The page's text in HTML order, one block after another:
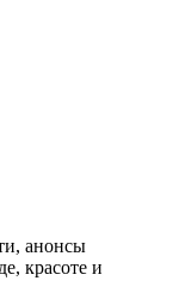
анонсы
красоте и